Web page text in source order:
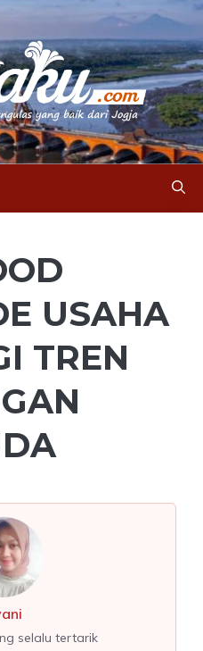
USAHA
TREN
selalu tertarik